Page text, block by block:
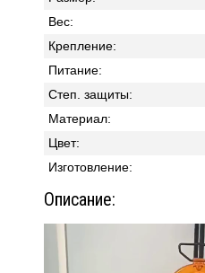
Вес:
Крепление:
Питание:
Степ. защиты:
Материал:
Цвет:
Изготовление:
Описание: